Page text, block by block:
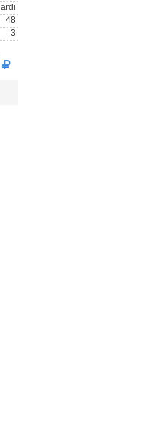
48
3